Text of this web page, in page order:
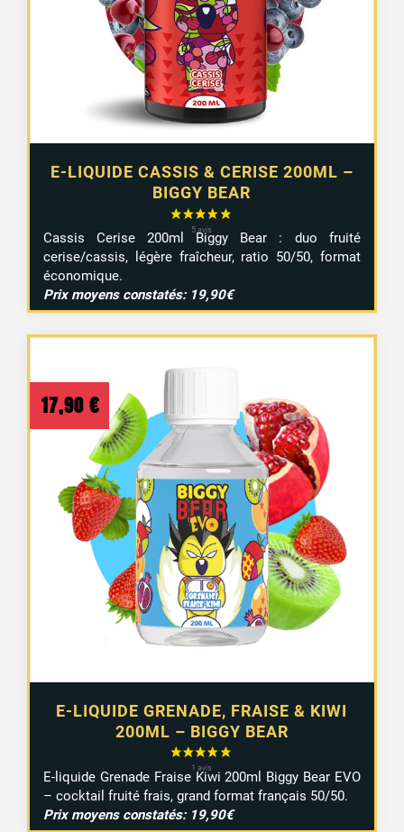
E-LIQUIDE CASSIS & CERISE 200ML –
BIGGY BEAR
Cassis Cerise 200ml Biggy Bear : duo fruité
cerise/cassis, légère fraîcheur, ratio 50/50, format
économique.
Prix moyens constatés: 19,90€
E-LIQUIDE GRENADE, FRAISE & KIWI
200ML – BIGGY BEAR
17,90 €
E-liquide Grenade Fraise Kiwi 200ml Biggy Bear EVO
– cocktail fruité frais, grand format français 50/50.
Prix moyens constatés: 19,90€